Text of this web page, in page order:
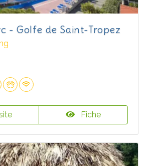
- Golfe de Saint-Tropez
Fiche